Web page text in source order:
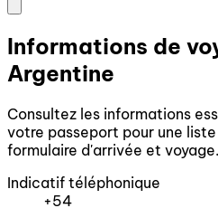
Informations de
Argentine
Consultez les informations
votre passeport pour une
formulaire d'arrivée et voyage.
Indicatif téléphonique
+54